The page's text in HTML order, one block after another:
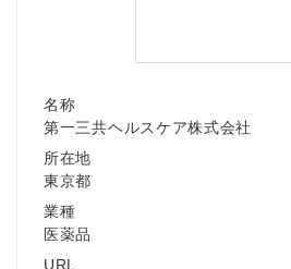
名称
第一三共ヘルスケア株式会社
所在地
東京都
業種
医薬品
URL